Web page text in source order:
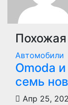
Автомобили
Оmoda
семь
Апр 25,